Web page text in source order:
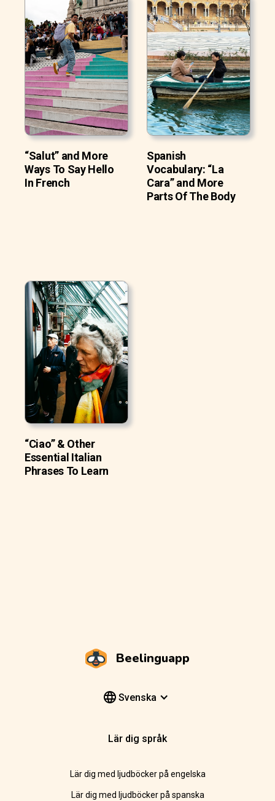
“Salut” and More
Ways To Say Hello
In French
Spanish
Vocabulary: “La
Cara” and More
Parts Of The Body
“Ciao” & Other
Essential Italian
Phrases To Learn
Beelinguapp
Svenska
Lär dig språk
Lär dig med ljudböcker på engelska
Lär dig med ljudböcker på spanska